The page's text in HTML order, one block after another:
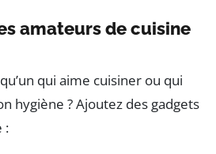
amateurs de cuisine
qui aime cuisiner ou qui
hygiène ? Ajoutez des gadgets
: